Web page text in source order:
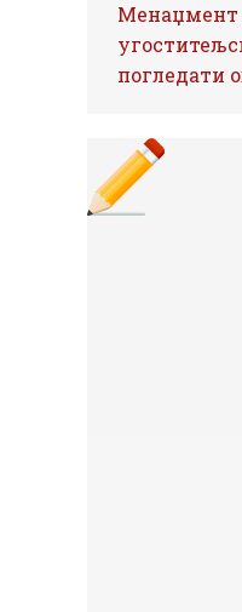
Менаџмент
погледати